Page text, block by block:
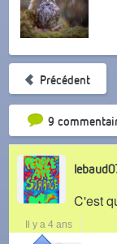
Précédent
9 Tri
C'est
Il y a 4 ans